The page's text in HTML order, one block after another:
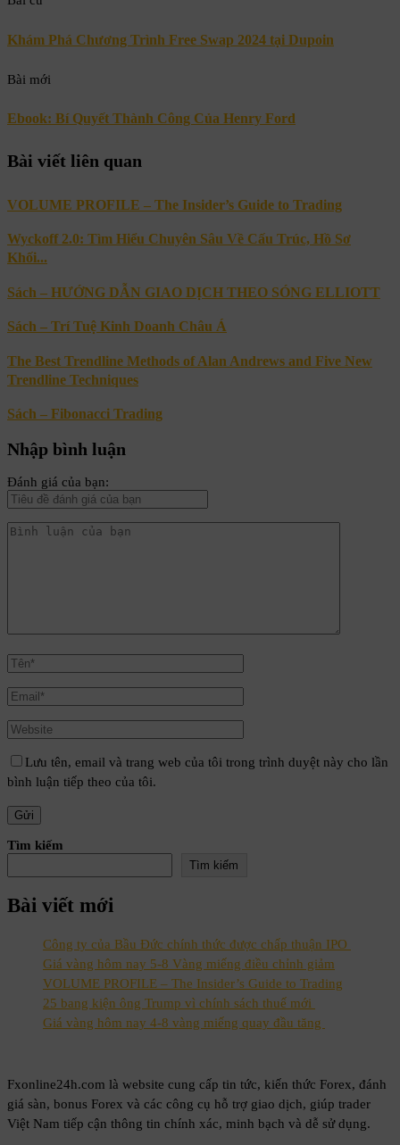
Khám Phá Chương Trình Free Swap 2024 tại Dupoin
Bài mới
Ebook: Bí Quyết Thành Công Của Henry Ford
Bài viết liên quan
VOLUME PROFILE – The Insider’s Guide to Trading
Wyckoff 2.0: Tìm Hiểu Chuyên Sâu Về Cấu Trúc, Hồ Sơ
Khối...
Sách – HƯỚNG DẪN GIAO DỊCH THEO SÓNG ELLIOTT
Sách – Trí Tuệ Kinh Doanh Châu Á
The Best Trendline Methods of Alan Andrews and Five New
Trendline Techniques
Sách – Fibonacci Trading
Nhập bình luận
Đánh giá của bạn:
Lưu tên, email và trang web của tôi trong trình duyệt này cho lần
bình luận tiếp theo của tôi.
Tìm kiếm
Tìm kiếm
Bài viết mới
Công ty của Bầu Đức chính thức được chấp thuận IPO
Giá vàng hôm nay 5-8 Vàng miếng điều chỉnh giảm
VOLUME PROFILE – The Insider’s Guide to Trading
25 bang kiện ông Trump vì chính sách thuế mới
Giá vàng hôm nay 4-8 vàng miếng quay đầu tăng
Fxonline24h.com là website cung cấp tin tức, kiến thức Forex, đánh
giá sàn, bonus Forex và các công cụ hỗ trợ giao dịch, giúp trader
Việt Nam tiếp cận thông tin chính xác, minh bạch và dễ sử dụng.